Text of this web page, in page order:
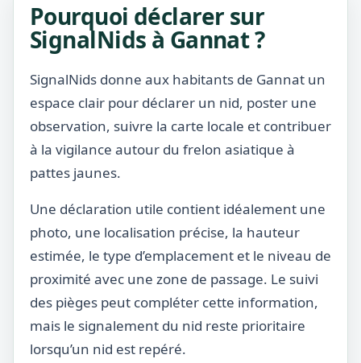
Pourquoi déclarer sur
SignalNids à Gannat ?
SignalNids donne aux habitants de Gannat un
espace clair pour déclarer un nid, poster une
observation, suivre la carte locale et contribuer
à la vigilance autour du frelon asiatique à
pattes jaunes.
Une déclaration utile contient idéalement une
photo, une localisation précise, la hauteur
estimée, le type d’emplacement et le niveau de
proximité avec une zone de passage. Le suivi
des pièges peut compléter cette information,
mais le signalement du nid reste prioritaire
lorsqu’un nid est repéré.